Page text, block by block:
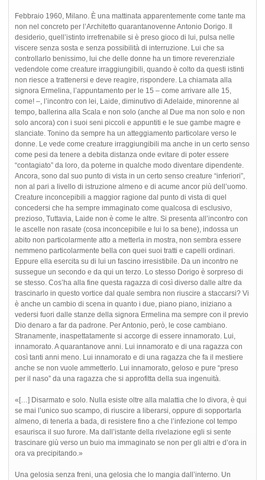
Febbraio 1960, Milano. È una mattinata apparentemente come tante ma
non nel concreto per l’Architetto quarantanovenne Antonio Dorigo. Il
desiderio, quell’istinto irrefrenabile si è preso gioco di lui, pulsa nelle
viscere senza sosta e senza possibilità di interruzione. Lui che sa
controllarlo benissimo, lui che delle donne ha un timore reverenziale
vedendole come creature irraggiungibili, quando è colto da questi istinti
non riesce a trattenersi e deve reagire, rispondere. La chiamata alla
signora Ermelina, l’appuntamento per le 15 – come arrivare alle 15,
come! –, l’incontro con lei, Laide, diminutivo di Adelaide, minorenne al
tempo, ballerina alla Scala e non solo (anche al Due ma non solo e non
solo ancora) con i suoi seni piccoli e appuntiti e le sue gambe magre e
slanciate. Tonino da sempre ha un atteggiamento particolare verso le
donne. Le vede come creature irraggiungibili ma anche in un certo senso
come pesi da tenere a debita distanza onde evitare di poter essere
“contagiato” da loro, da poterne in qualche modo diventare dipendente.
Ancora, sono dal suo punto di vista in un certo senso creature “inferiori”,
non al pari a livello di istruzione almeno e di acume ancor più dell’uomo.
Creature inconcepibili a maggior ragione dal punto di vista di quel
concedersi che ha sempre immaginato come qualcosa di esclusivo,
prezioso, Tuttavia, Laide non è come le altre. Si presenta all’incontro con
le ascelle non rasate (cosa inconcepibile e lui lo sa bene), indossa un
abito non particolarmente atto a metterla in mostra, non sembra essere
nemmeno particolarmente bella con quei suoi tratti e capelli ordinari.
Eppure ella esercita su di lui un fascino irresistibile. Da un incontro ne
sussegue un secondo e da qui un terzo. Lo stesso Dorigo è sorpreso di
se stesso. Cos’ha alla fine questa ragazza di così diverso dalle altre da
trascinarlo in questo vortice dal quale sembra non riuscire a staccarsi? Vi
è anche un cambio di scena in quanto i due, piano piano, iniziano a
vedersi fuori dalle stanze della signora Ermelina ma sempre con il previo
Dio denaro a far da padrone. Per Antonio, però, le cose cambiano.
Stranamente, inaspettatamente si accorge di essere innamorato. Lui,
innamorato. A quarantanove anni. Lui innamorato e di una ragazza con
così tanti anni meno. Lui innamorato e di una ragazza che fa il mestiere
anche se non vuole ammetterlo. Lui innamorato, geloso e pure “preso
per il naso” da una ragazza che si approfitta della sua ingenuità.
«[…] Disarmato e solo. Nulla esiste oltre alla malattia che lo divora, è qui
se mai l’unico suo scampo, di riuscire a liberarsi, oppure di sopportarla
almeno, di tenerla a bada, di resistere fino a che l’infezione col tempo
esaurisca il suo furore. Ma dall’istante della rivelazione egli si sente
trascinare giù verso un buio ma immaginato se non per gli altri e d’ora in
ora va precipitando.»
Una gelosia senza freni, una gelosia che lo mangia dall’interno. Un